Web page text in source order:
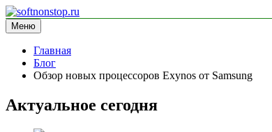
Перейти
к
содержимому
softnonstop.ru
информационный сайт
Меню
Главная
Блог
Обзор новых процессоров Exynos от Samsung
Актуальное сегодня